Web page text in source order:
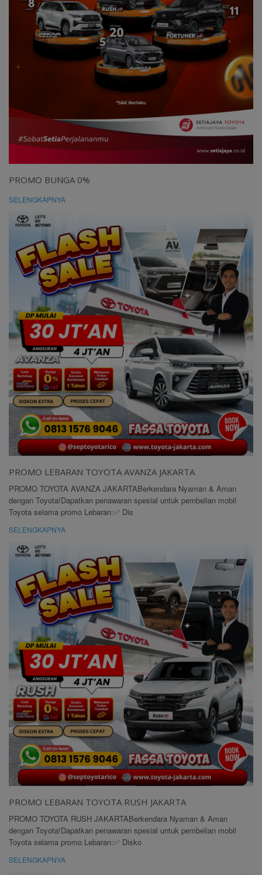
PROMO BUNGA 0%
SELENGKAPNYA
PROMO LEBARAN TOYOTA AVANZA JAKARTA
PROMO TOYOTA AVANZA JAKARTABerkendara Nyaman & Aman
dengan Toyota!Dapatkan penawaran spesial untuk pembelian mobil
Toyota selama promo Lebaran:✅ Dis
SELENGKAPNYA
PROMO LEBARAN TOYOTA RUSH JAKARTA
PROMO TOYOTA RUSH JAKARTABerkendara Nyaman & Aman
dengan Toyota!Dapatkan penawaran spesial untuk pembelian mobil
Toyota selama promo Lebaran:✅ Disko
SELENGKAPNYA